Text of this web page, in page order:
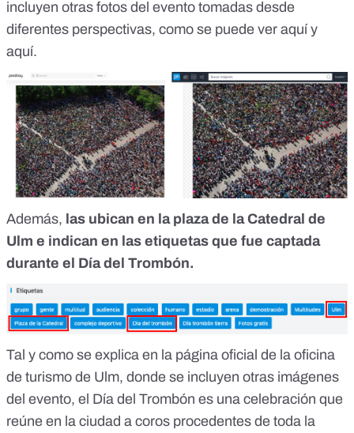
incluyen otras fotos del evento tomadas desde
diferentes perspectivas, como se puede ver aquíy
aquí.
Además, las ubican en la plaza de la Catedral de
Ulm e indican en las etiquetas que fue captada
durante el Día del Trombón.
Tal y como se explica en la página oficial de la oficina
de turismo de Ulm, donde se incluyen otras imágenes
del evento, el Día del Trombón es una celebración que
reúne en la ciudad a coros procedentes de toda la